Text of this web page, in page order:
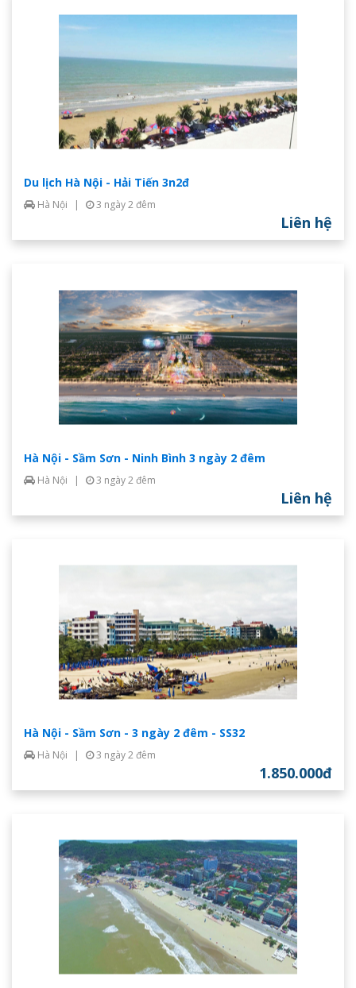
Du lịch Hà Nội - Hải Tiến 3n2đ
Hà Nội 3 ngày 2 đêm
Liên hệ
Hà Nội - Sầm Sơn - Ninh Bình 3 ngày 2 đêm
Hà Nội | 3 ngày 2 đêm
Liên hệ
Hà Nội - Sầm Sơn - 3 ngày 2 đêm - SS32
Hà Nội | 3 ngày 2 đêm
1.850.000đ